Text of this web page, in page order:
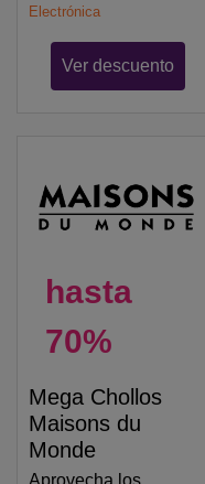
Electrónica
Ver descuento
hasta
70%
Mega Chollos
Maisons du
Monde
Aprovecha los